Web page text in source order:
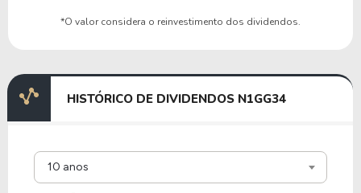
A1EE34
1,93%
*O valor considera o reinvestimento dos dividendos.
HISTÓRICO DE DIVIDENDOS N1GG34
10 anos